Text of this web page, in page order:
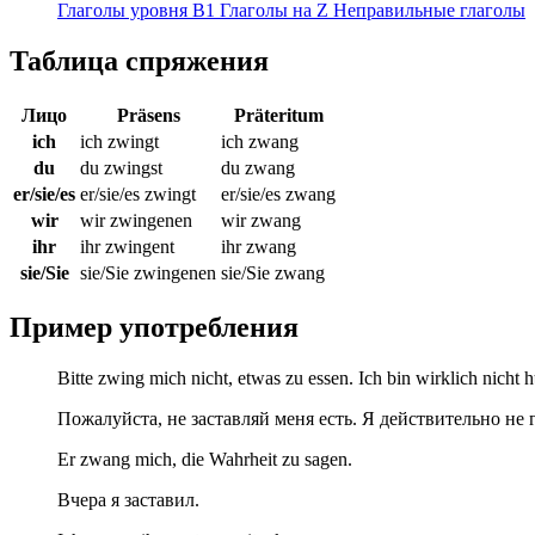
Глаголы уровня B1 Глаголы на Z Неправильные глаголы
Таблица спряжения
Лицо Präsens
Präteritum
ich
ich zwingt
ich zwang
du
du zwingst
du zwang
er/sie/es er/sie/es zwingt
er/sie/es zwang
wir
wir zwingenen
wir zwang
ihr
ihr zwingent
ihr zwang
sie/Sie sie/Sie zwingenen sie/Sie zwang
Пример употребления
Bitte zwing mich nicht, etwas zu essen. Ich bin wirklich nicht
Пожалуйста, не заставляй меня есть. Я действительно не
Er zwang mich, die Wahrheit zu sagen.
Вчера я заставил.